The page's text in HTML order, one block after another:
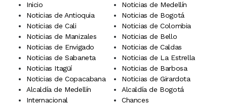
Inicio
Noticias de Medellín
Noticias de Antioquia
Noticias de Bogotá
Noticias de Cali
Noticias de Colombia
Noticias de Manizales
Noticias de Bello
Noticias de Envigado
Noticias de Caldas
Noticias de Sabaneta
Noticias de La Estrella
Noticias Itagüí
Noticias de Barbosa
Noticias de Copacabana
Noticias de Girardota
Alcaldía de Medellín
Alcaldía de Bogotá
Internacional
Chances